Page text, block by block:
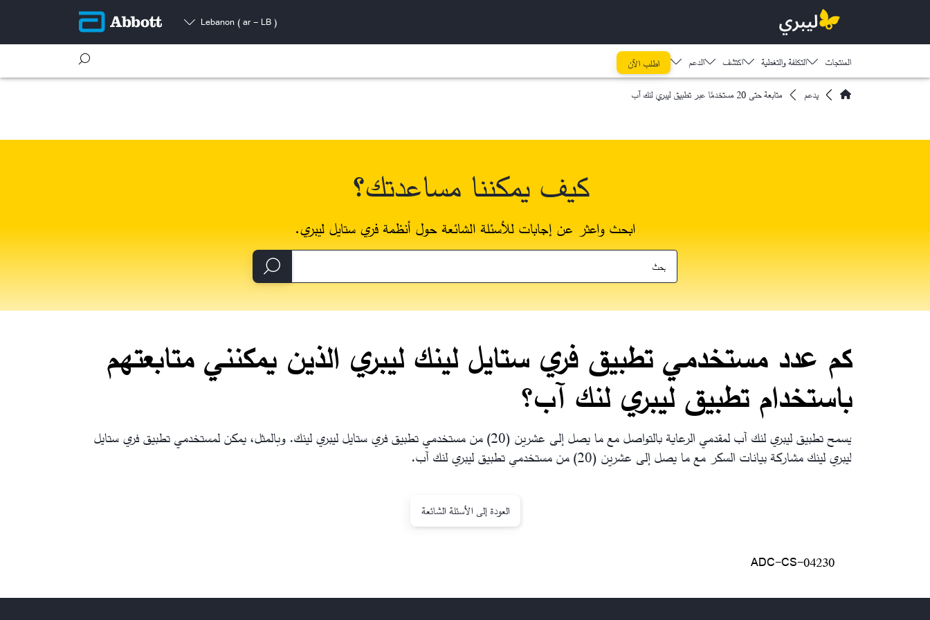
Lebanon ( ar - LB )
المنتجات التكلفة والتغطية اكتشف​ الدعم
اطلب الآن
يدعم
متابعة حتى 20 مستخدمًا عبر تطبيق ليبري لنك آب
كيف يمكننا مساعدتك؟
ابحث واعثر عن إجابات للأسئلة الشائعة حول أنظمة فري ستايل ليبري.
كم عدد مستخدمي تطبيق فري ستايل لينك ليبري الذين يمكنني متابعتهم
باستخدام تطبيق ليبري لنك آب؟
يسمح تطبيق ليبري لنك آب لمقدمي الرعاية بالتواصل مع ما يصل إلى عشرين (20) من مستخدمي تطبيق فري ستايل ليبري لينك. وبالمثل، يمكن لمستخدمي تطبيق فري ستايل
ليبري لينك مشاركة بيانات السكر مع ما يصل إلى عشرين (20) من مستخدمي تطبيق ليبري لنك آب.
العودة إلى الأسئلة الشائعة
ADC-CS-04230